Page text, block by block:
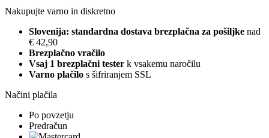
Nakupujte varno in diskretno
Slovenija: standardna dostava brezplačna za pošiljke nad
€ 42,90
Brezplačno vračilo
Vsaj 1 brezplačni tester k vsakemu naročilu
Varno plačilo s šifriranjem SSL
Načini plačila
Po povzetju
Predračun